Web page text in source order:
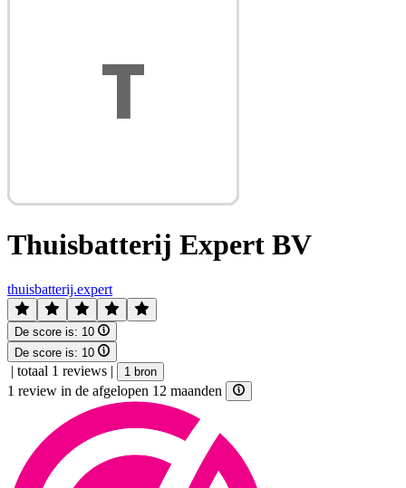
Thuisbatterij Expert BV
thuisbatterij.expert
De score is: 10
De score is: 10
| totaal 1 reviews | 1 bron
1 review in de afgelopen 12 maanden